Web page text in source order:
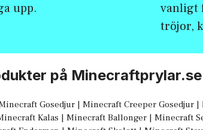
upp.
vanligt
tröjor,
på Minecraftprylar.se
Gosedjur| Minecraft Creeper Gosedjur|
Kalas | Minecraft Ballonger | Minecraft